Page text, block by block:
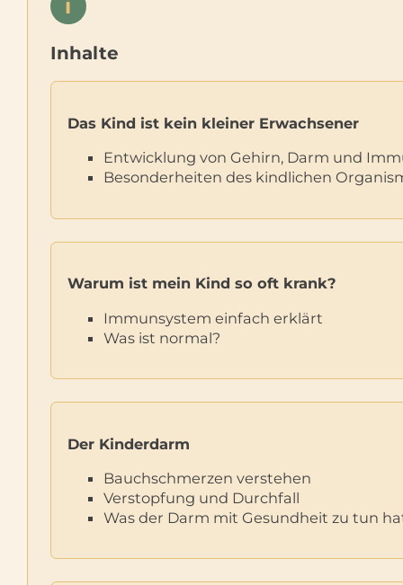
i
Inhalte
Das Kind ist kein kleiner Erwachsener
Entwicklung von Gehirn, Darm und
Besonderheiten des kindlichen
Warum ist mein Kind so oft krank?
Immunsystem einfach erklärt
Was ist normal?
Der Kinderdarm
Bauchschmerzen verstehen
Verstopfung und Durchfall
Was der Darm mit Gesundheit zu tun